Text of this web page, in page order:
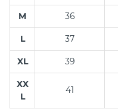
M 36
L 37
XL 39
XX
L
41